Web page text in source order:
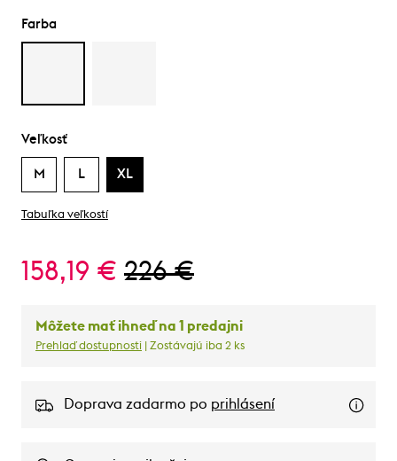
Farba
Veľkosť
M L XL
Tabuľka veľkostí
158,19 € 226 €
Môžete mať ihneď na 1 predajni
Prehlaď dostupnosti | Zostávajú iba 2 ks
Doprava zadarmo po prihlásení